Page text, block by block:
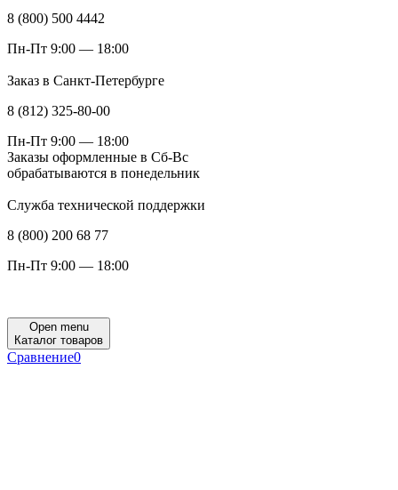
8 (800) 500 4442
Пн-Пт 9:00 — 18:00
Заказ в Санкт-Петербурге
8 (812) 325-80-00
Пн-Пт 9:00 — 18:00
Заказы оформленные в Сб-Вс
обрабатываются в понедельник
Служба технической поддержки
8 (800) 200 68 77
Пн-Пт 9:00 — 18:00
Open menu
Каталог товаров
Сравнение0